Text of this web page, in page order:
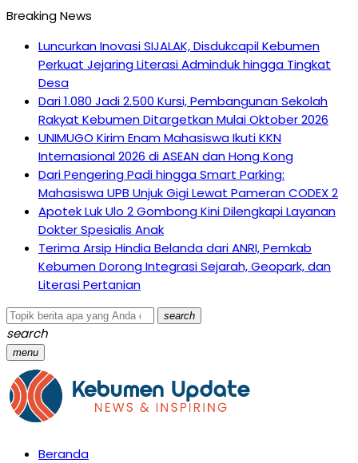
Breaking News
Luncurkan Inovasi SIJALAK, Disdukcapil Kebumen
Perkuat Jejaring Literasi Adminduk hingga Tingkat
Desa
Dari 1.080 Jadi 2.500 Kursi, Pembangunan Sekolah
Rakyat Kebumen Ditargetkan Mulai Oktober 2026
UNIMUGO Kirim Enam Mahasiswa Ikuti KKN
Internasional 2026 di ASEAN dan Hong Kong
Dari Pengering Padi hingga Smart Parking:
Mahasiswa UPB Unjuk Gigi Lewat Pameran CODEX 2
Apotek Luk Ulo 2 Gombong Kini Dilengkapi Layanan
Dokter Spesialis Anak
Terima Arsip Hindia Belanda dari ANRI, Pemkab
Kebumen Dorong Integrasi Sejarah, Geopark, dan
Literasi Pertanian
search
search
menu
Beranda